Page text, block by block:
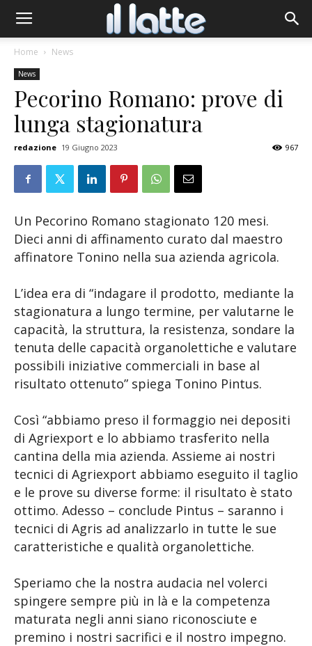
Home News
News
Pecorino Romano: prove di
lunga stagionatura
redazione 19 Giugno 2023 967
Un Pecorino Romano stagionato 120 mesi.
Dieci anni di affinamento curato dal maestro
affinatore Tonino nella sua azienda agricola.
L’idea era di “indagare il prodotto, mediante la
stagionatura a lungo termine, per valutarne le
capacità, la struttura, la resistenza, sondare la
tenuta delle capacità organolettiche e valutare
possibili iniziative commerciali in base al
risultato ottenuto” spiega Tonino Pintus.
Così “abbiamo preso il formaggio nei depositi
di Agriexport e lo abbiamo trasferito nella
cantina della mia azienda. Assieme ai nostri
tecnici di Agriexport abbiamo eseguito il taglio
e le prove su diverse forme: il risultato è stato
ottimo. Adesso – conclude Pintus – saranno i
tecnici di Agris ad analizzarlo in tutte le sue
caratteristiche e qualità organolettiche.
Speriamo che la nostra audacia nel volerci
spingere sempre più in là e la competenza
maturata negli anni siano riconosciute e
premino i nostri sacrifici e il nostro impegno.